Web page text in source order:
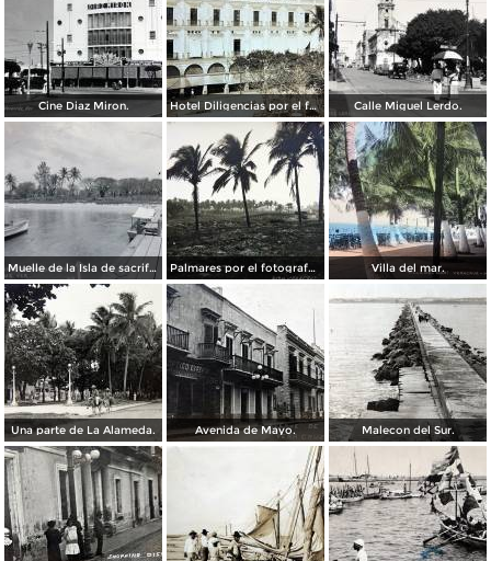
Cine Diaz Miron. Hotel Diligencias por el fotografo Walter E Hadsell. ( Circulada el 17 de Febrero de 1914 ). Calle Miguel Lerdo.
Muelle de la Isla de sacrificios. Palmares por el fotografo Hugo Brehme. Villa del mar.
Una parte de La Alameda. Avenida de Mayo. Malecon del Sur.